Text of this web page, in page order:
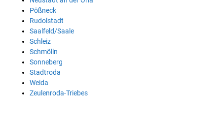
Pößneck
Rudolstadt
Saalfeld/Saale
Schleiz
Schmölln
Sonneberg
Stadtroda
Weida
Zeulenroda-Triebes